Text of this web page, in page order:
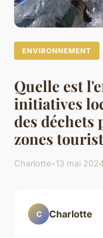
ENVIRONNEMENT
Quelle est
initiatives
des déchets
zones
Charlotte•13 mai
C Charlotte